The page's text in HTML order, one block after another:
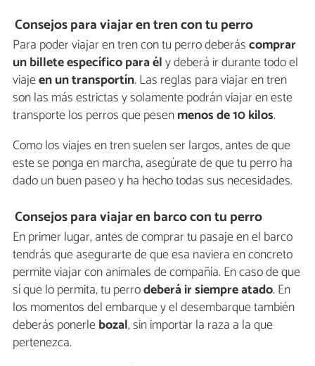
Consejos para viajar en tren con tu perro
Para poder viajar en tren con tu perro deberáscomprar
un billete específico para ély deberá ir durante todo el
viajeen un transportín. Las reglas para viajar en tren
son las más estrictas y solamente podrán viajar en este
transporte los perros que pesenmenos de 10 kilos.
Como los viajes en tren suelen ser largos, antes de que
este se ponga en marcha, asegúrate de que tu perro ha
dado un buen paseo y ha hecho todas sus necesidades.
Consejos para viajar en barco con tu perro
En primer lugar, antes de comprar tu pasaje en el barco
tendrás que asegurarte de que esa naviera en concreto
permite viajar con animales de compañía. En caso de que
sí que lo permita, tu perrodeberá ir siempre atado. En
los momentos del embarque y el desembarque también
deberás ponerlebozal, sin importar la raza a la que
pertenezca.